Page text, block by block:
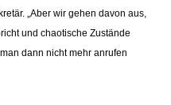
„Aber wir gehen davon aus,
und chaotische Zustände
dann nicht mehr anrufen